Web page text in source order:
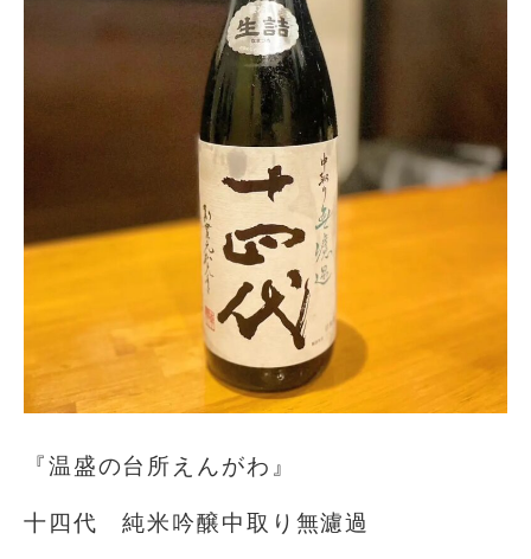
『温盛の台所えんがわ』
十四代 純米吟醸中取り無濾過